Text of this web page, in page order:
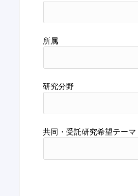
所属
研究分野
共同・受託研究希望テーマ